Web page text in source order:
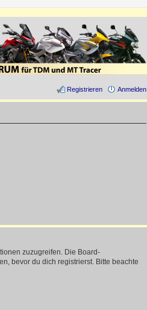
Anmelden
Registrieren
zuzugreifen. Die Board-
bevor du dich registrierst. Bitte beachte